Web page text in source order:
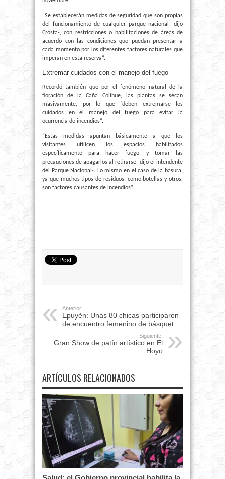
“Se establecerán medidas de seguridad que son propias
del funcionamiento de cualquier parque nacional -dijo
Crosta-, con restricciones o habilitaciones de áreas de
acuerdo con las condiciones que puedan presentar a
cada momento por los diferentes factores naturales que
imperan en esta reserva”.
Extremar cuidados con el manejo del fuego
Recordó también que por el fenómeno natural de la
floración de la Caña Colihue, las plantas se secan
masivamente, por lo que “deben extremarse los
cuidados en el manejo del fuego para evitar la
ocurrencia de incendios”.
“Estas medidas apuntan básicamente a que los
visitantes utilicen los espacios habilitados
específicamente para hacer fuego, y tomar las
precauciones de apagarlos al retirarse -dijo el intendente
del Parque Nacional-. Lo mismo en el caso de la basura,
ya que muchos tipos de residuos, como botellas y otros,
son factores causantes de incendios”.
Anterior:
Epuyèn: Unas 80 chicas participaron
de encuentro femenino de básquet
Siguiente:
Gran Show de patín artístico en El
Hoyo
ARTÍCULOS RELACIONADOS